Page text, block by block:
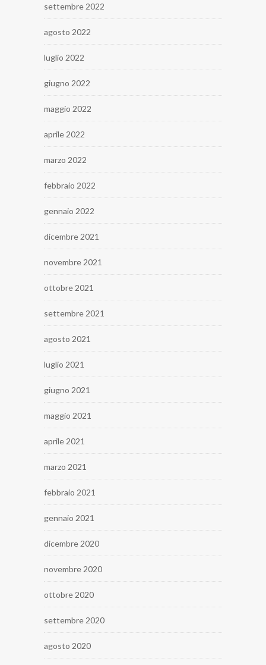
settembre 2022
agosto 2022
luglio 2022
giugno 2022
maggio 2022
aprile 2022
marzo 2022
febbraio 2022
gennaio 2022
dicembre 2021
novembre 2021
ottobre 2021
settembre 2021
agosto 2021
luglio 2021
giugno 2021
maggio 2021
aprile 2021
marzo 2021
febbraio 2021
gennaio 2021
dicembre 2020
novembre 2020
ottobre 2020
settembre 2020
agosto 2020